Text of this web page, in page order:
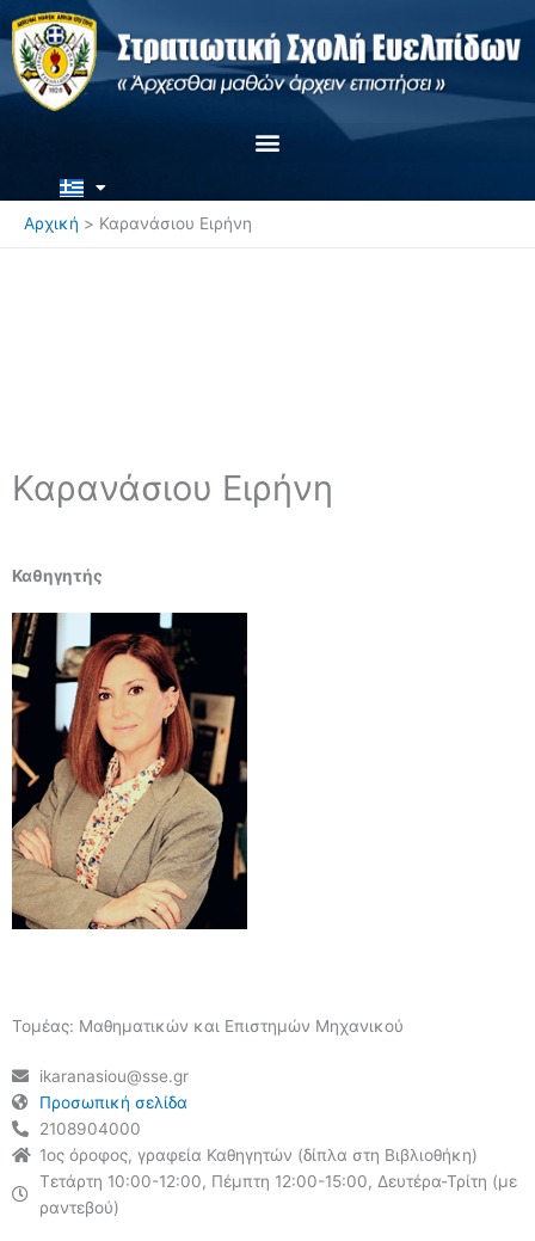
Μετάβαση
στο
περιεχόμενο
Αρχική Καρανάσιου Ειρήνη
Καρανάσιου Ειρήνη
Καθηγητής
Τομέας: Μαθηματικών και Επιστημών Μηχανικού
ikaranasiou@sse.gr
Προσωπική σελίδα
2108904000
1ος όροφος, γραφεία Καθηγητών (δίπλα στη Bιβλιοθήκη)
Τετάρτη 10:00-12:00, Πέμπτη 12:00-15:00, Δευτέρα-Τρίτη (με
ραντεβού)